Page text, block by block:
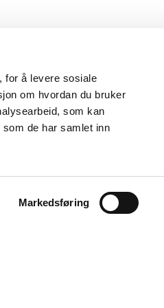
for å levere sosiale
om hvordan du bruker
som kan
de har samlet inn
Markedsføring